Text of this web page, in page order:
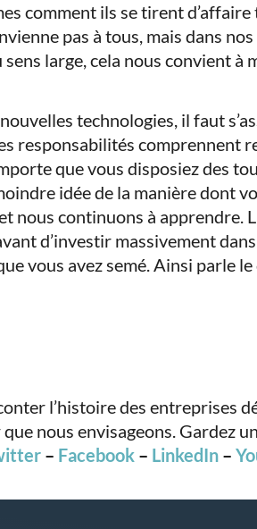
comment ils se tirent
pas à tous, mais dans
sens large, cela nous convient à
technologies, il faut
responsabilités comprennent
que vous disposiez des
idée de la manière dont
nous continuons à apprendre.
d’investir massivement
vous avez semé. Ainsi parle
l’histoire des entreprises
nous envisageons. Gardez
– Facebook – LinkedIn –